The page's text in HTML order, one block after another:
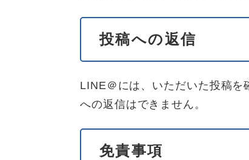
投稿への返信
LINE＠には、いただいた投稿を
への返信はできません。
免責事項